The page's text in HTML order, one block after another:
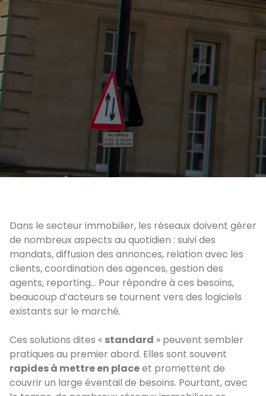
Dans le secteur immobilier, les réseaux doivent gérer
de nombreux aspects au quotidien : suivi des
mandats, diffusion des annonces, relation avec les
clients, coordination des agences, gestion des
agents, reporting… Pour répondre à ces besoins,
beaucoup d’acteurs se tournent vers des logiciels
existants sur le marché.
Ces solutions dites « standard » peuvent sembler
pratiques au premier abord. Elles sont souvent
rapides à mettre en placeet promettent de
couvrir un large éventail de besoins. Pourtant, avec